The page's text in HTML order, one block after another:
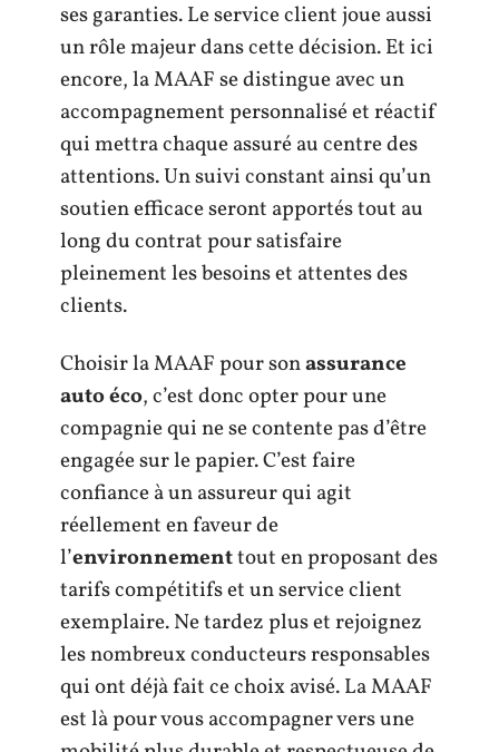
ses garanties. Le service client joue aussi
un rôle majeur dans cette décision. Et ici
encore, la MAAF se distingue avec un
accompagnement personnalisé et réactif
qui mettra chaque assuré au centre des
attentions. Un suivi constant ainsi qu’un
soutien efficace seront apportés tout au
long du contrat pour satisfaire
pleinement les besoins et attentes des
clients.
Choisir la MAAF pour sonassurance
auto éco, c’est donc opter pour une
compagnie qui ne se contente pas d’être
engagée sur le papier. C’est faire
confiance à un assureur qui agit
réellement en faveur de
l’environnementtout en proposant des
tarifs compétitifs et un service client
exemplaire. Ne tardez plus et rejoignez
les nombreux conducteurs responsables
qui ont déjà fait ce choix avisé. La MAAF
est là pour vous accompagner vers une